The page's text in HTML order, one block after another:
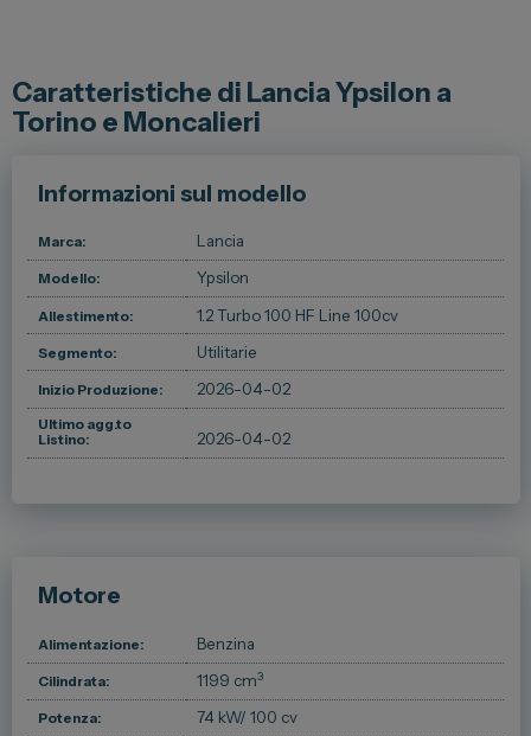
Servizio Clienti
Telefono Vendita
Telefono Officina
011 22 51 737
Email
spazio@spaziogroup.com
Caratteristiche di Lancia Ypsilon a
Torino e Moncalieri
Informazioni sul modello
Marca: Lancia
Modello: Ypsilon
Allestimento: 1.2 Turbo 100 HF Line 100cv
Segmento: Utilitarie
Inizio Produzione: 2026-04-02
Ultimo agg.to
Listino:
2026-04-02
Motore
Alimentazione: Benzina
Cilindrata: 1199 cm3
Potenza: 74 kW/ 100 cv